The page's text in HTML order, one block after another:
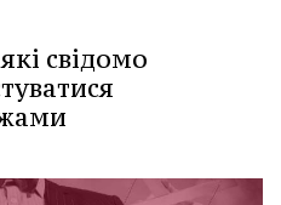
свідомо